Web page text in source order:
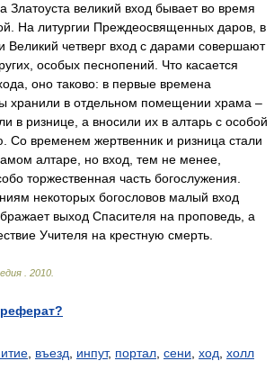
Златоуста великий вход бывает во время
На литургии Преждеосвященных даров, в
Великий четверг вход с дарами совершают
особых песнопений. Что касается
оно таково: в первые времена
хранили в отдельном помещении храма –
в ризнице, а вносили их в алтарь с особой
Со временем жертвенник и ризница стали
алтаре, но вход, тем не менее,
торжественная часть богослужения.
некоторых богословов малый вход
выход Спасителя на проповедь, а
Учителя на крестную смерть.
2010
въезд инпут, портал сени ход холл